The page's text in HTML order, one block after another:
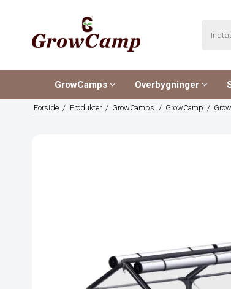
GrowCamps Overbygninger
Forside / Produkter / GrowCamps / GrowCamp /